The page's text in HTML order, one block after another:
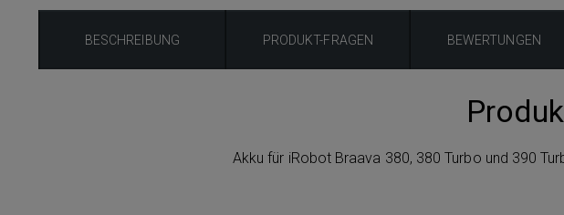
BESCHREIBUNG PRODUKT-FRAGEN BEWERTUNGEN
Akku für iRobot Braava 380, 380 Turbo und 390